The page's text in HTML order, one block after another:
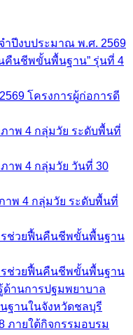
ปีงบประมาณ พ.ศ. 2569
คืนชีพขั้นพื้นฐาน” รุ่นที่ 4
โครงการผู้ก่อการดี
าพ 4 กลุ่มวัย ระดับพื้นที่
าพ 4 กลุ่มวัย วันที่ 30
าพ 4 กลุ่มวัย ระดับพื้นที่
รช่วยฟื้นคืนชีพขั้นพื้นฐาน
รช่วยฟื้นคืนชีพขั้นพื้นฐาน
านการปฐมพยาบาล
ฐานในจังหวัดชลบุรี
ภายใต้กิจกรรมอบรม